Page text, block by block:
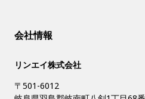
会社情報
リンエイ株式会社
〒501-6012